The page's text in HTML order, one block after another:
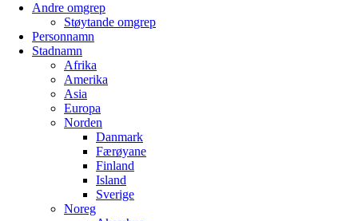
Andre omgrep
Støytande omgrep
Personnamn
Stadnamn
Afrika
Amerika
Asia
Europa
Norden
Danmark
Færøyane
Finland
Island
Sverige
Noreg